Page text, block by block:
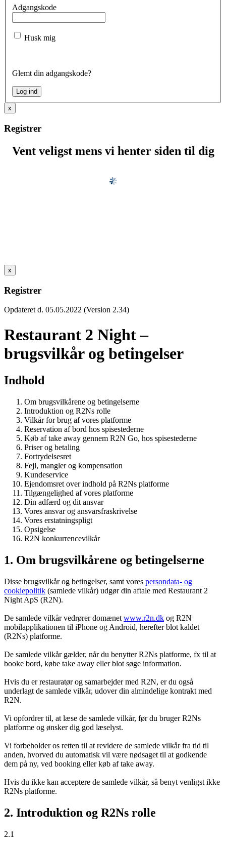
Adgangskode
Husk mig
Glemt din adgangskode?
x
Registrer
Vent veligst mens vi henter siden til dig
x
Registrer
Opdateret d. 05.05.2022 (Version 2.34)
Restaurant 2 Night –
brugsvilkår og betingelser
Indhold
Om brugsvilkårene og betingelserne
Introduktion og R2Ns rolle
Vilkår for brug af vores platforme
Reservation af bord hos spisestederne
Køb af take away gennem R2N Go, hos spisestederne
Priser og betaling
Fortrydelsesret
Fejl, mangler og kompensation
Kundeservice
Ejendomsret over indhold på R2Ns platforme
Tilgængelighed af vores platforme
Din adfærd og dit ansvar
Vores ansvar og ansvarsfraskrivelse
Vores erstatningspligt
Opsigelse
R2N konkurrencevilkår
1. Om brugsvilkårene og betingelserne
Disse brugsvilkår og betingelser, samt vores persondata- og
cookiepolitik (samlede vilkår) udgør din aftale med Restaurant 2
Night ApS (R2N).
De samlede vilkår vedrører domænet www.r2n.dk og R2N
mobilapplikationen til iPhone og Android, herefter blot kaldet
(R2Ns) platforme.
De samlede vilkår gælder, når du benytter R2Ns platforme, fx til at
booke bord, købe take away eller blot søge information.
Hvis du er restauratør og samarbejder med R2N, er du også
underlagt de samlede vilkår, udover din almindelige kontrakt med
R2N.
Vi opfordrer til, at læse de samlede vilkår, før du bruger R2Ns
platforme og ønsker dig god læselyst.
Vi forbeholder os retten til at revidere de samlede vilkår fra tid til
anden, hvorved du automatisk vil være nødsaget til at godkende
dem på ny, ved booking eller køb af take away.
Hvis du ikke kan acceptere de samlede vilkår, så benyt venligst ikke
R2Ns platforme.
2. Introduktion og R2Ns rolle
2.1